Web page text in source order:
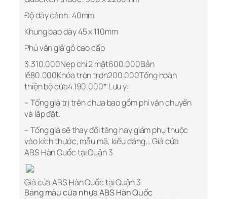
Độ dày cánh: 40mm
Khung bao dày 45 x 110mm
Phủ vân giả gỗ cao cấp
3.310.000Nẹp chỉ 2 mặt600.000Bản
lề80.000Khóa tròn trơn200.000Tổng hoàn
thiện bộ cửa4.190.000* Lưu ý:
– Tổng giá trị trên chưa bao gồm phí vận chuyển
và lắp đặt.
– Tổng giá sẽ thay đổi tăng hay giảm phụ thuộc
vào kích thước, mẫu mã, kiểu dáng,…Giá cửa
ABS Hàn Quốc tại Quận 3
Giá cửa ABS Hàn Quốc tại Quận 3
Bảng màu cửa nhựa ABS Hàn Quốc